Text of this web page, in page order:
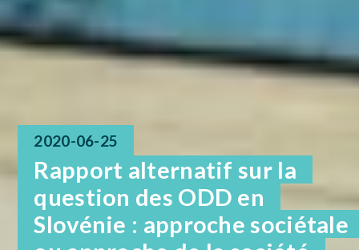
2020-06-25
Rapport alternatif sur la
question des ODD en
Slovénie : approche sociétale